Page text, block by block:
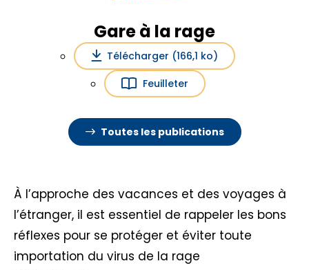
Gare à la rage
Télécharger (166,1 ko)
Feuilleter
Toutes les publications
À l’approche des vacances et des voyages à
l’étranger, il est essentiel de rappeler les bons
réflexes pour se protéger et éviter toute
importation du virus de la rage